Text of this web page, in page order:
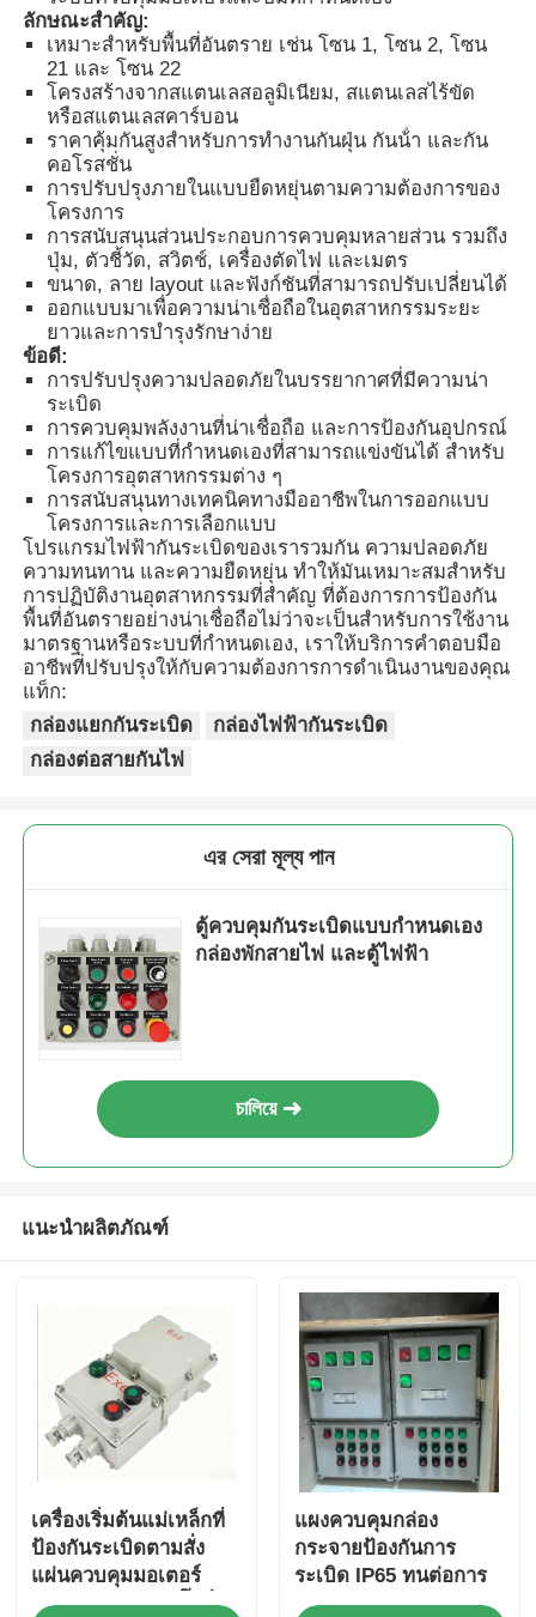
ทัวร์โรงงาน
ควบคุมคุณภาพ
ติดต่อเรา
ขออ้าง
โคมไฟกันระเบิด
ไฟสัญญาณกันระเบิด
พัดลมป้องกันการระเบิด
กล่องกันระเบิด
สวิตช์ป้องกันการระเบิด
กรดสายไฟที่ป้องกันระเบิด
ปลั๊กและซ็อกเก็ตป้องกันการระเบิด
ลักษณะสําคัญ:
เหมาะสําหรับพื้นที่อันตราย เช่น โซน 1, โซน 2, โซน
21 และ โซน 22
โครงสร้างจากสแตนเลสอลูมิเนียม, สแตนเลสไร้ขัด
หรือสแตนเลสคาร์บอน
ราคาคุ้มกันสูงสําหรับการทํางานกันฝุ่น กันน้ํา และกัน
คอโรสชั่น
การปรับปรุงภายในแบบยืดหยุ่นตามความต้องการของ
โครงการ
การสนับสนุนส่วนประกอบการควบคุมหลายส่วน รวมถึง
ปุ่ม, ตัวชี้วัด, สวิตช์, เครื่องตัดไฟ และเมตร
ขนาด, ลาย layout และฟังก์ชันที่สามารถปรับเปลี่ยนได้
ออกแบบมาเพื่อความน่าเชื่อถือในอุตสาหกรรมระยะ
ยาวและการบํารุงรักษาง่าย
ข้อดี:
การปรับปรุงความปลอดภัยในบรรยากาศที่มีความน่า
ระเบิด
การควบคุมพลังงานที่น่าเชื่อถือ และการป้องกันอุปกรณ์
การแก้ไขแบบที่กําหนดเองที่สามารถแข่งขันได้ สําหรับ
โครงการอุตสาหกรรมต่าง ๆ
การสนับสนุนทางเทคนิคทางมืออาชีพในการออกแบบ
โครงการและการเลือกแบบ
โปรแกรมไฟฟ้ากันระเบิดของเรารวมกัน ความปลอดภัย
ความทนทาน และความยืดหยุ่น ทําให้มันเหมาะสมสําหรับ
การปฏิบัติงานอุตสาหกรรมที่สําคัญ ที่ต้องการการป้องกัน
พื้นที่อันตรายอย่างน่าเชื่อถือไม่ว่าจะเป็นสําหรับการใช้งาน
มาตรฐานหรือระบบที่กําหนดเอง, เราให้บริการคําตอบมือ
อาชีพที่ปรับปรุงให้กับความต้องการการดําเนินงานของคุณ
แท็ก:
กล่องแยกกันระเบิด
กล่องไฟฟ้ากันระเบิด
กล่องต่อสายกันไฟ
এর সেরা মূল্য পান
ตู้ควบคุมกันระเบิดแบบกำหนดเอง
กล่องพักสายไฟ และตู้ไฟฟ้า
চালিয়ে
แนะนำผลิตภัณฑ์
เครื่องเริ่มต้นแม่เหล็กที่
ป้องกันระเบิดตามสั่ง
แผ่นควบคุมมอเตอร์
และกล่องควบคุมปั๊มน้ํา
แผงควบคุมกล่อง
กระจายป้องกันการ
ระเบิด IP65 ทนต่อการ
กัดกร่อน